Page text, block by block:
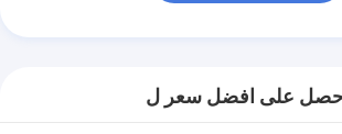
على افضل سعر ل